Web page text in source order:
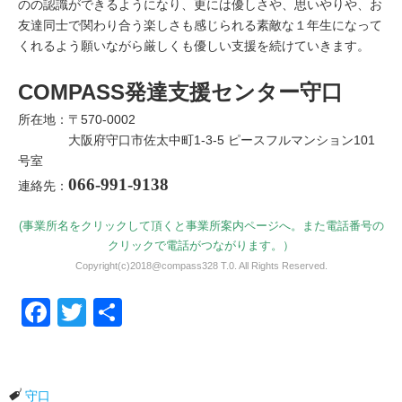
のの認識ができるようになり、更には優しさや、思いやりや、お
友達同士で関わり合う楽しさも感じられる素敵な１年生になって
くれるよう願いながら厳しくも優しい支援を続けていきます。
COMPASS発達支援センター守口
所在地：〒570-0002
大阪府守口市佐太中町1-3-5 ピースフルマンション101
号室
連絡先： 066-991-9138
(事業所名をクリックして頂くと事業所案内ページへ。また電話番号の
クリックで電話がつながります。）
Copyright(c)2018@compass328 T.0. All Rights Reserved.
FacebookTwitter
守口